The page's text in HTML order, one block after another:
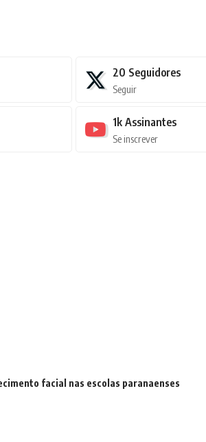
20 Seguidores
Seguir
1k Assinantes
Se inscrever
facial nas escolas paranaenses